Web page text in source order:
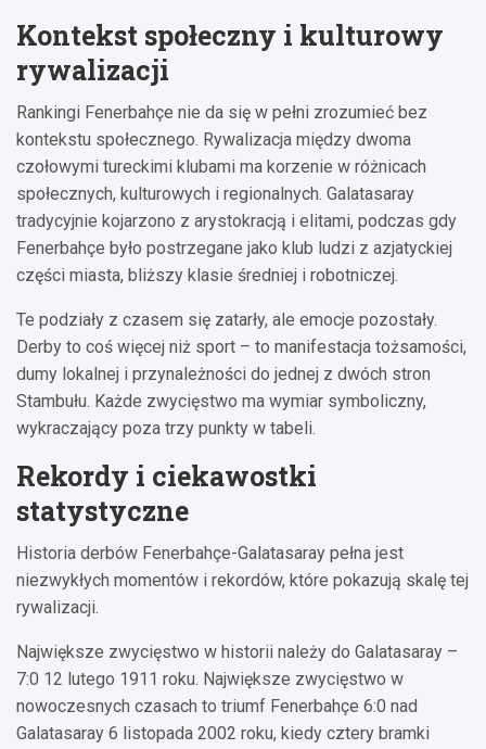
Kontekst społeczny i kulturowy
rywalizacji
Rankingi Fenerbahçe nie da się w pełni zrozumieć bez
kontekstu społecznego. Rywalizacja między dwoma
czołowymi tureckimi klubami ma korzenie w różnicach
społecznych, kulturowych i regionalnych. Galatasaray
tradycyjnie kojarzono z arystokracją i elitami, podczas gdy
Fenerbahçe było postrzegane jako klub ludzi z azjatyckiej
części miasta, bliższy klasie średniej i robotniczej.
Te podziały z czasem się zatarły, ale emocje pozostały.
Derby to coś więcej niż sport – to manifestacja tożsamości,
dumy lokalnej i przynależności do jednej z dwóch stron
Stambułu. Każde zwycięstwo ma wymiar symboliczny,
wykraczający poza trzy punkty w tabeli.
Rekordy i ciekawostki
statystyczne
Historia derbów Fenerbahçe-Galatasaray pełna jest
niezwykłych momentów i rekordów, które pokazują skalę tej
rywalizacji.
Największe zwycięstwo w historii należy do Galatasaray –
7:0 12 lutego 1911 roku. Największe zwycięstwo w
nowoczesnych czasach to triumf Fenerbahçe 6:0 nad
Galatasaray 6 listopada 2002 roku, kiedy cztery bramki